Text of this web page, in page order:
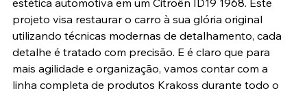
estética automotiva em um Citroën ID19 1968. Este
projeto visa restaurar o carro à sua glória original
utilizando técnicas modernas de detalhamento, cada
detalhe é tratado com precisão. E é claro que para
mais agilidade e organização, vamos contar com a
linha completa de produtos Krakoss durante todo o